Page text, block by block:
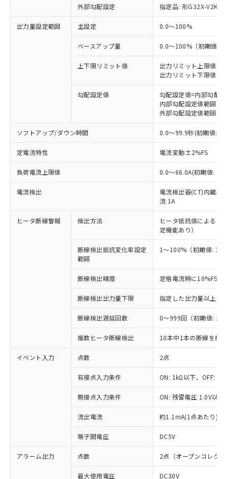
外部勾配設定 指定品: 形G32X-
出力量設定範囲 主設定 0.0～100%
ベースアップ量 0.0～100%（初期値:
上下限リミット値
出力リミット上限値:
出力リミット下限値:
勾配設定値
勾配設定値=内部勾配
内部勾配設定値範囲(
外部勾配設定値範囲(
ソフトアップ/ダウン時間 0.0～99.9秒(初期値:
定電流特性 電流変動±2%FS
負荷電流上限値 0.0～66.0A(初期値:
電流検出
電流検出器(CT)内蔵、
流 1A
ヒータ断線警報 検出方法
ヒータ抵抗値による（
定機能あり）
断線検出抵抗変化率設定
範囲
1～100%（初期値:
断線検出精度 定格電流時に10%FS
断線検出出力量下限 指定した出力量以上で
断線検出遅延回数 0～999回（初期値:
複数ヒータ断線検出 10本中1本の断線を検
イベント入力 点数 2点
有接点入力条件 ON: 1kΩ以下、OFF:
無接点入力条件 ON: 残留電圧 1.0V以
流出電流 約1.1mA(1点あたり)
端子間電圧 DC5V
アラーム出力 点数 2点（オープンコレク
最大使用電圧 DC30V
ご利用条件
以下の条件をお読みいただき、同意のうえ
ご利用ください。
本サービスは、当社制御機器事業取扱
商品の当社在庫状況および標準価格
(税抜)を提供させていただくもので
当社制御機器事業取扱商品の中には、
本サービスの対象外となる商品もある
在庫状況および標準価格照会結果は、
記載している更新日時点での社内デー
タに基づき作成されるものであり、閲
覧された時点での実際の在庫および標
対応済み：EU RoHS指令（10物質）の
非含有に対応した製品が提供可能な商品で
対応予定：EU RoHS指令（10物質）の非含
有に対応した製品に切り替える予定のある
対応予定なし：EU RoHS指令（10物質）の
非含有に非対応の商品で、対応品を出す予
調査・確認中：EU RoHS指令（10物質）の
非含有の対応状況を調査中または確認中の
非該当品：ライセンス料など無形物で、有
害物質有無と関係のない商品です。
仕入先様の事情により、非含有部品として
いたものが、含有品と判明した場合などや
むを得ず変更することがあります。
鉛(Pb) 1000ppm以下、 水銀(Hg) 1000ppm以下、 カド
六価クロム(Cr(Ⅵ)) 1000ppm以下、ポリ臭化ビフェニル
「○」：最大均質材料含有率が中国RoHSの
基準値以下であることを示します。
「×」：最大均質材料含有率が中国RoHSの
基準値を超えていることを示します。
「－」：未確認です。当社販売部門へお問
い合わせください。
*中国RoHS10物質の基準値 (GB/T26572)：
Pb(鉛) :1000ppm、 Hg(水銀) : 1000ppm、 Cd(カドミウ
ム) : 100ppm、
当社は、これら貴社製品のうち、外国
為替および外国貿易法に定める商品
（以下｢規制貨物等」という）を輸出
または国外への提供する場合は、日本
国政府の輸出許可(または役務取引許
可)を取得するなどの必要な手続きを
記
説明